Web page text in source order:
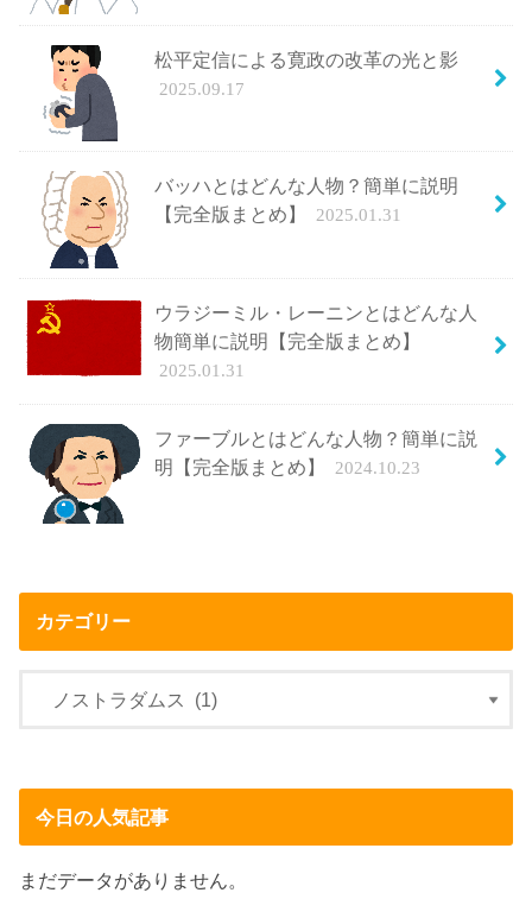
松平定信による寛政の改革の光と影
2025.09.17
バッハとはどんな人物？簡単に説明
【完全版まとめ】
2025.01.31
ウラジーミル・レーニンとはどんな人
物簡単に説明【完全版まとめ】
2025.01.31
ファーブルとはどんな人物？簡単に説
明【完全版まとめ】
2024.10.23
カテゴリー
今日の人気記事
まだデータがありません。